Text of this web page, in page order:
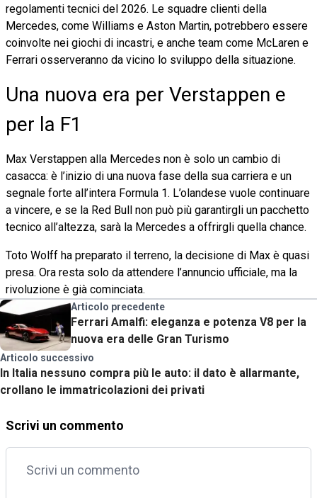
regolamenti tecnici del 2026. Le squadre clienti della
Mercedes, come Williams e Aston Martin, potrebbero essere
coinvolte nei giochi di incastri, e anche team come McLaren e
Ferrari osserveranno da vicino lo sviluppo della situazione.
Una nuova era per Verstappen e
per la F1
Max Verstappen alla Mercedes non è solo un cambio di
casacca: è l’inizio di una nuova fase della sua carriera e un
segnale forte all’intera Formula 1. L’olandese vuole continuare
a vincere, e se la Red Bull non può più garantirgli un pacchetto
tecnico all’altezza, sarà la Mercedes a offrirgli quella chance.
Toto Wolff ha preparato il terreno, la decisione di Max è quasi
presa. Ora resta solo da attendere l’annuncio ufficiale, ma la
rivoluzione è già cominciata.
Articolo precedente
Ferrari Amalfi: eleganza e potenza V8 per la
nuova era delle Gran Turismo
Articolo successivo
In Italia nessuno compra più le auto: il dato è allarmante,
crollano le immatricolazioni dei privati
Scrivi un commento